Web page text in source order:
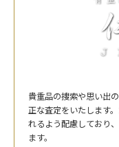
貴重品の捜索や思い出
正な査定をいたします
れるよう配慮しており
ます。